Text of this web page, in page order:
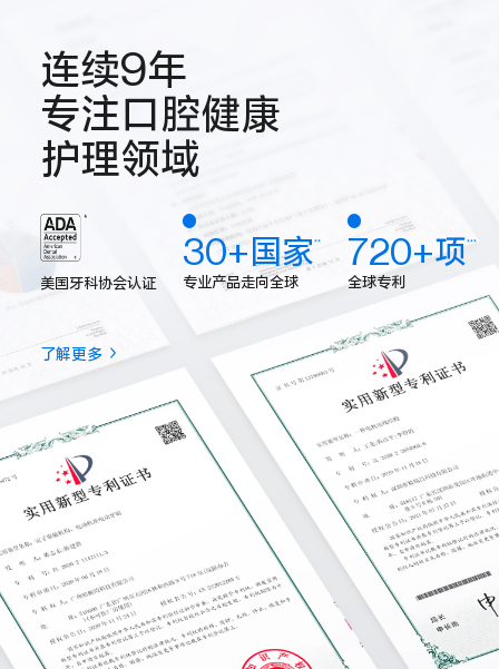
连续9年
专注口腔健康
护理领域
美国牙科协会认证
30+国家 **
专业产品走向全球
720+项***
全球专利
了解更多